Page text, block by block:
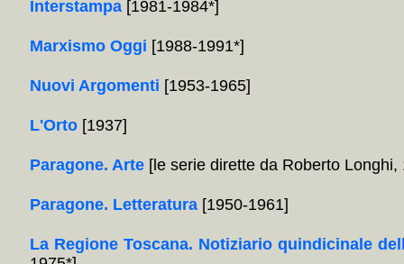
Interstampa [1981-1984*]
Marxismo Oggi [1988-1991*]
Nuovi Argomenti [1953-1965]
L'Orto [1937]
Paragone. Arte [le serie dirette da Roberto Longhi,
Paragone. Letteratura [1950-1961]
La Regione Toscana. Notiziario quindicinale